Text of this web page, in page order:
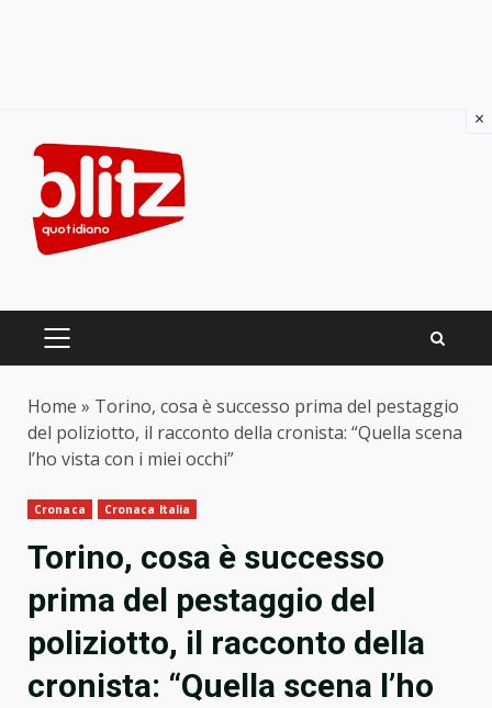
content
PRIMARY
Home » Torino, cosa è successo prima del pestaggio
del poliziotto, il racconto della cronista: “Quella scena
l’ho vista con i miei occhi”
Cronaca Cronaca Italia
Torino, cosa è successo
prima del pestaggio del
poliziotto, il racconto della
cronista: “Quella scena l’ho
×